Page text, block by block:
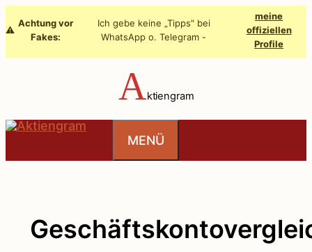
Inhalt
⚠️
Achtung vor
Fakes:
Ich gebe keine „Tipps" bei
WhatsApp o. Telegram -
meine
offiziellen
Profile
Aktiengram
MENÜ